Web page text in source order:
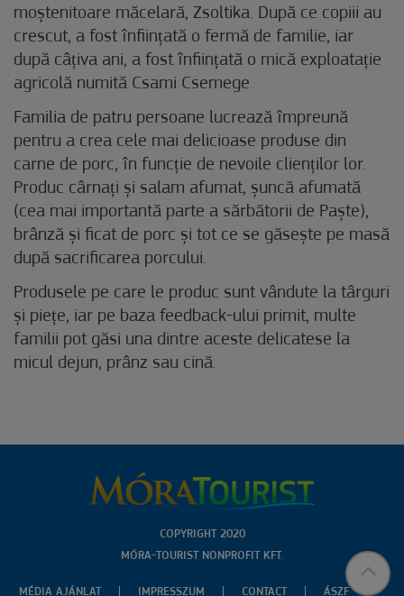
moștenitoare măcelară, Zsoltika. După ce copiii au
crescut, a fost înființată o fermă de familie, iar
după câțiva ani, a fost înființată o mică exploatație
agricolă numită Csami Csemege.
Familia de patru persoane lucrează împreună
pentru a crea cele mai delicioase produse din
carne de porc, în funcție de nevoile clienților lor.
Produc cârnați și salam afumat, șuncă afumată
(cea mai importantă parte a sărbătorii de Paște),
brânză și ficat de porc și tot ce se găsește pe masă
după sacrificarea porcului.
Produsele pe care le produc sunt vândute la târguri
și piețe, iar pe baza feedback-ului primit, multe
familii pot găsi una dintre aceste delicatese la
micul dejun, prânz sau cină.
COPYRIGHT 2020
MÓRA-TOURIST NONPROFIT KFT.
MÉDIA AJÁNLAT IMPRESSZUM CONTACT ÁSZF